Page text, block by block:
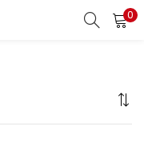
0
REGISTER